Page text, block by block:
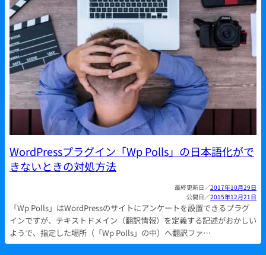
WordPressプラグイン「Wp Polls」の日本語化がで
きないときの対処方法
2017年10月29日
2015年12月21日
「Wp Polls」はWordPressのサイトにアンケートを設置できるプラグ
インですが、テキストドメイン（翻訳情報）を定義する記述がおかしい
ようで、指定した場所（「Wp Polls」の中）へ翻訳ファ…